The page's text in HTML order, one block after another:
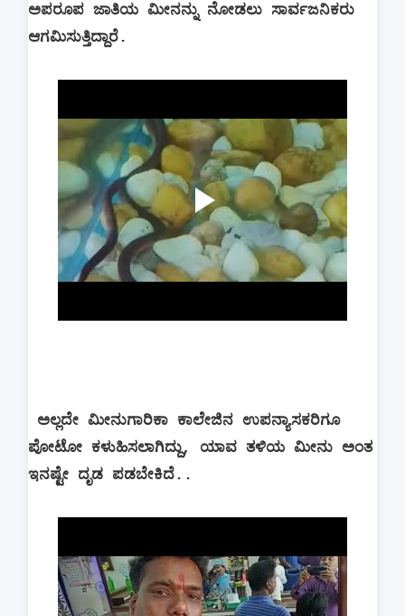
ಅಪರೂಪ ಜಾತಿಯ ಮೀನನ್ನು ನೋಡಲು ಸಾರ್ವಜನಿಕರು
ಆಗಮಿಸುತ್ತಿದ್ದಾರೆ.
ಅಲ್ಲದೇ ಮೀನುಗಾರಿಕಾ ಕಾಲೇಜಿನ ಉಪನ್ಯಾಸಕರಿಗೂ
ಪೋಟೋ ಕಳುಹಿಸಲಾಗಿದ್ದು, ಯಾವ ತಳಿಯ ಮೀನು ಅಂತ
ಇನಷ್ಟೇ ದೃಡ ಪಡಬೇಕಿದೆ..